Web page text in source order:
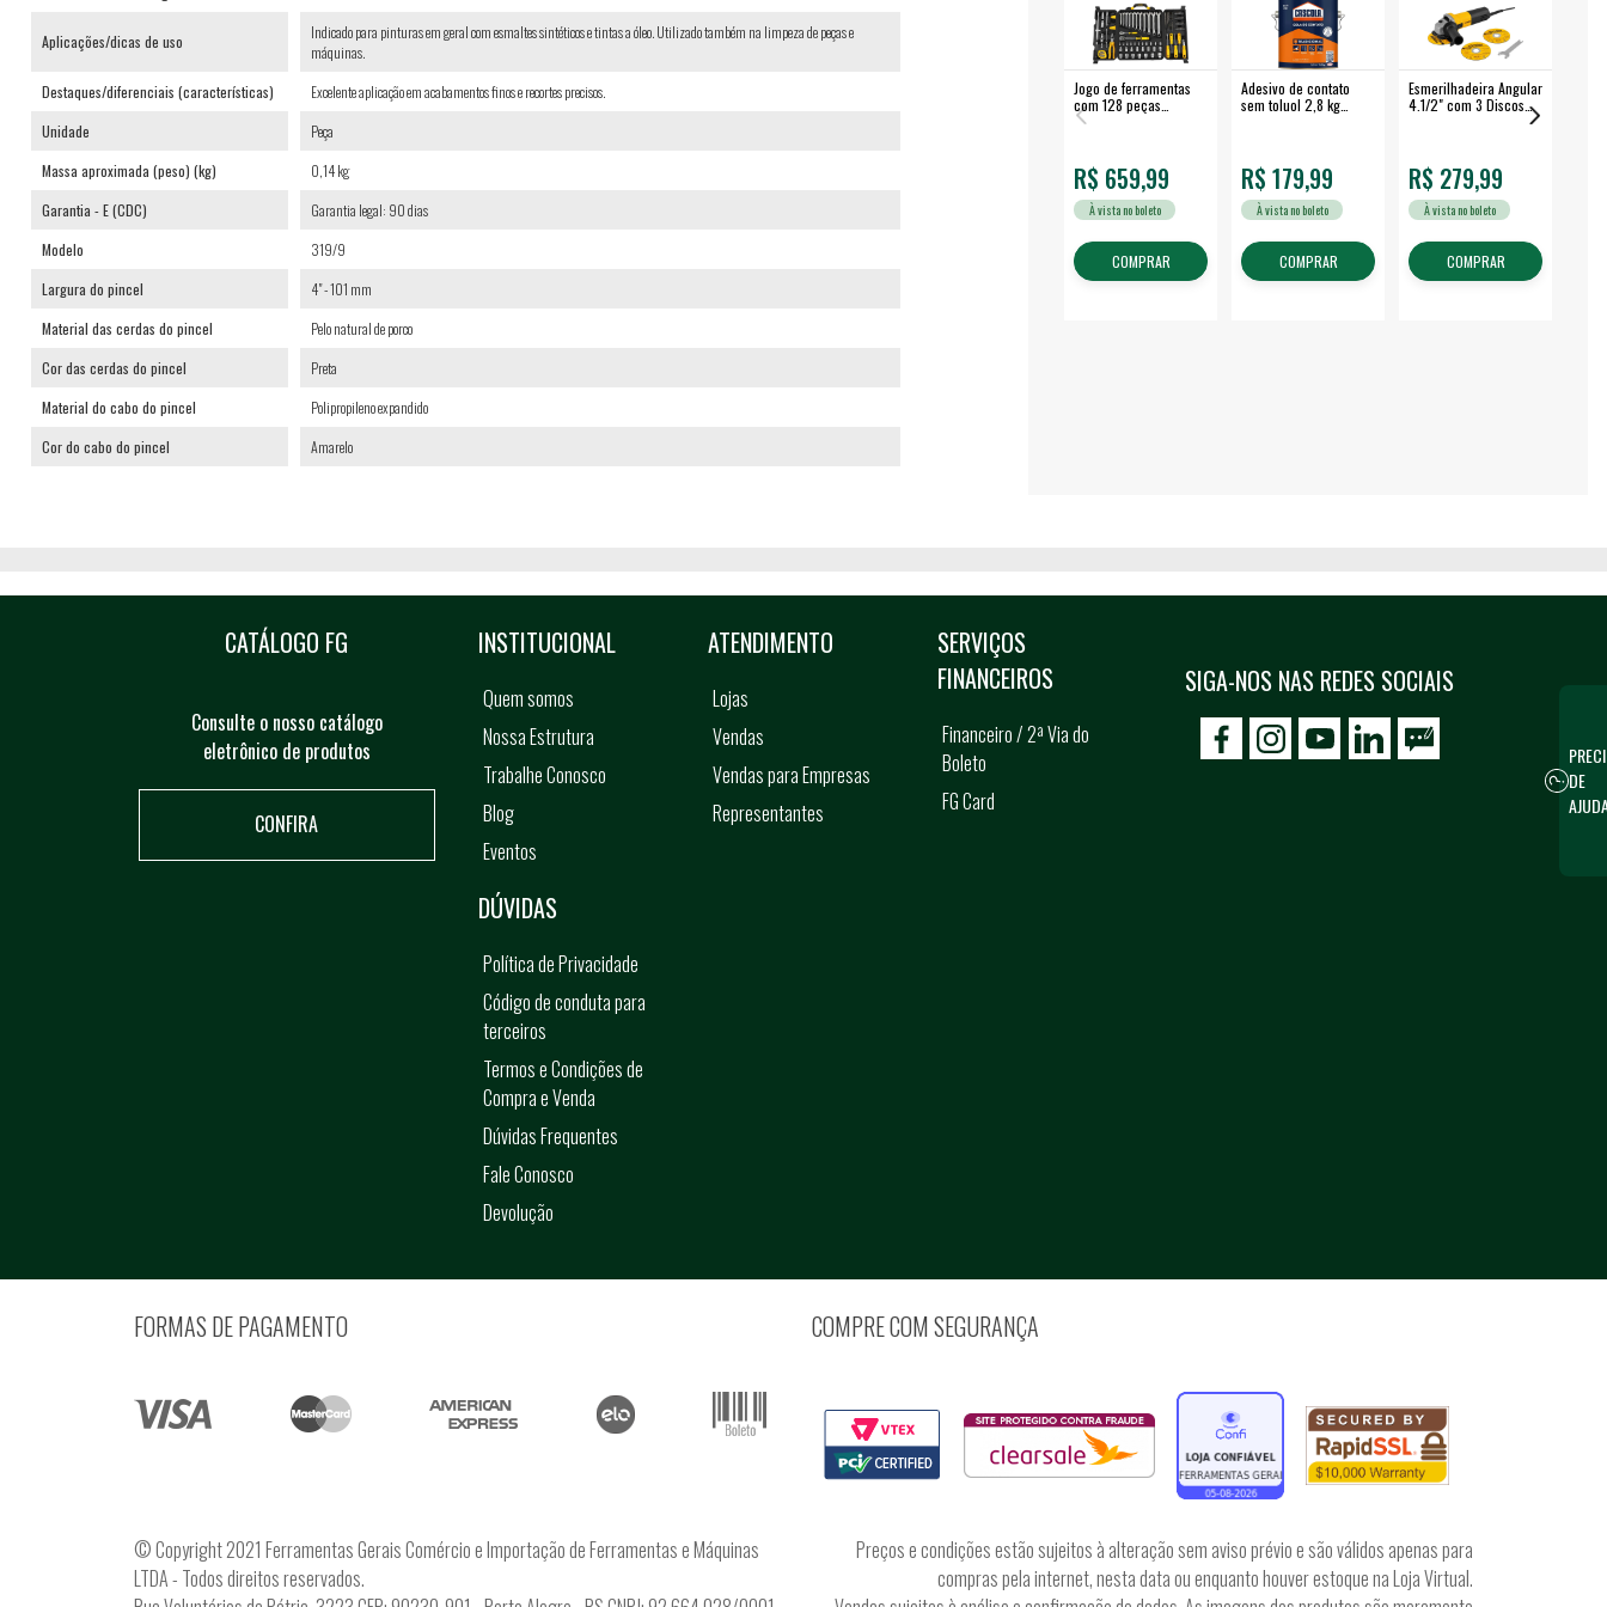
Jogo de ferramentas
com 128 peças
embalagem fechada -
R$ 659,99
À vista no boleto
COMPRAR
Adesivo de contato
sem toluol 2,8 kg
R$ 179,99
À vista no boleto
COMPRAR
Esmerilhadeira Angular
4.1/2" com 3 Discos
R$ 279,99
À vista no boleto
COMPRAR
Aplicações/dicas de uso
Indicado para pinturas em geral com esmaltes sintéticos e tintas a óleo. Utilizado também na limpeza de peças e
máquinas.
Destaques/diferenciais (características)
Excelente aplicação em acabamentos finos e recortes precisos.
Unidade
Peça
Massa aproximada (peso) (kg)
0,14 kg
Garantia - E (CDC)
Garantia legal: 90 dias
Modelo
319/9
Largura do pincel
4" - 101 mm
Material das cerdas do pincel
Pelo natural de porco
Cor das cerdas do pincel
Preta
Material do cabo do pincel
Polipropileno expandido
Cor do cabo do pincel
Amarelo
CATÁLOGO FG
Consulte o nosso catálogo
eletrônico de produtos
CONFIRA
SIGA-NOS NAS REDES SOCIAIS
icon-facebook
icon-social02icon-social03
INSTITUCIONAL
Quem somos
Nossa Estrutura
Trabalhe Conosco
Blog
Eventos
ATENDIMENTO
Lojas
Vendas
Vendas para Empresas
Representantes
SERVIÇOS
FINANCEIROS
Financeiro / 2ª Via do
Boleto
FG Card
DÚVIDAS
Política de Privacidade
Código de conduta para
terceiros
Termos e Condições de
Compra e Venda
Dúvidas Frequentes
Fale Conosco
Devolução
FORMAS DE PAGAMENTO COMPRE COM SEGURANÇA
© Copyright 2021 Ferramentas Gerais Comércio e Importação de Ferramentas e Máquinas
LTDA - Todos direitos reservados.
Preços e condições estão sujeitos à alteração sem aviso prévio e são válidos apenas para
compras pela internet, nesta data ou enquanto houver estoque na Loja Virtual.
DE